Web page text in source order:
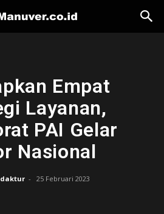
Empat
Layanan,
PAI Gelar
Nasional
- 25 Februari 2023